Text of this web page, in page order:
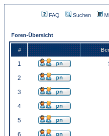
FAQ Suchen
Foren-Übersicht
#
1
2
3
4
5
6